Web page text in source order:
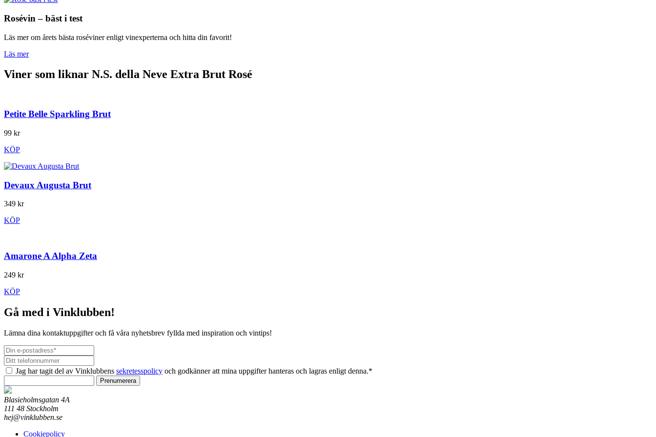
Rosévin – bäst i test
Läs mer om årets bästa roséviner enligt vinexperterna och hitta din favorit!
Läs mer
Viner som liknar N.S. della Neve Extra Brut Rosé
Petite Belle Sparkling Brut
99 kr
KÖP
Devaux Augusta Brut
349 kr
KÖP
Amarone A Alpha Zeta
249 kr
KÖP
Gå med i Vinklubben!
Lämna dina kontaktuppgifter och få våra nyhetsbrev fyllda med inspiration och vintips!
Jag har tagit del av Vinklubbens sekretesspolicy och godkänner att mina uppgifter hanteras och lagras enligt denna.*
Prenumerera
Blasieholmsgatan 4A
111 48 Stockholm
hej@vinklubben.se
Cookiepolicy